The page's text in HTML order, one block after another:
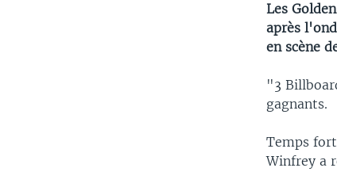
Les
après
en scène
"3
gagnants.
Temps
Winfrey a